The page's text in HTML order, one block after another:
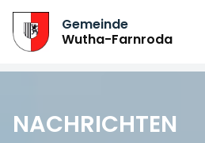
Gemeinde
Wutha-Farnroda
NACHRICHTEN